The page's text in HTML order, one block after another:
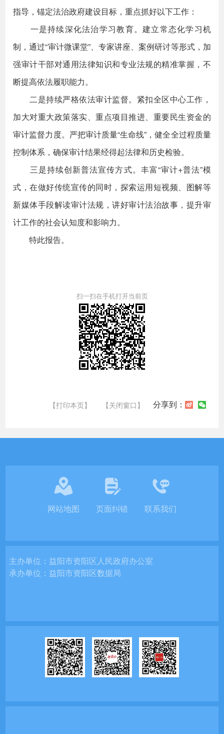
指导，锚定法治政府建设目标，重点抓好以下工作：
一是持续深化法治学习教育。建立常态化学习机
制，通过“审计微课堂”、专家讲座、案例研讨等形式，加
强审计干部对通用法律知识和专业法规的精准掌握，不
断提高依法履职能力。
二是持续严格依法审计监督。紧扣全区中心工作，
加大对重大政策落实、重点项目推进、重要民生资金的
审计监督力度。严把审计质量“生命线”，健全全过程质量
控制体系，确保审计结果经得起法律和历史检验。
三是持续创新普法宣传方式。丰富“审计+普法”模
式，在做好传统宣传的同时，探索运用短视频、图解等
新媒体手段解读审计法规，讲好审计法治故事，提升审
计工作的社会认知度和影响力。
特此报告。
扫一扫在手机打开当前页
【打印本页】 【关闭窗口】 分享到：
网站地图 页面纠错 联系我们
主办单位：益阳市资阳区人民政府办公室
承办单位：益阳市资阳区数据局